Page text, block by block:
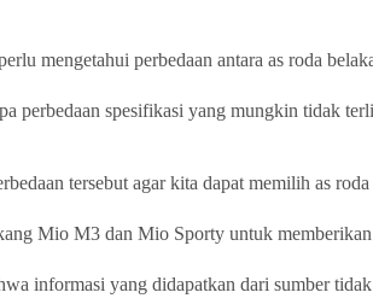
mengetahui perbedaan antara as roda
perbedaan spesifikasi yang mungkin tidak
tersebut agar kita dapat memilih as
Mio M3 dan Mio Sporty untuk
informasi yang didapatkan dari sumber